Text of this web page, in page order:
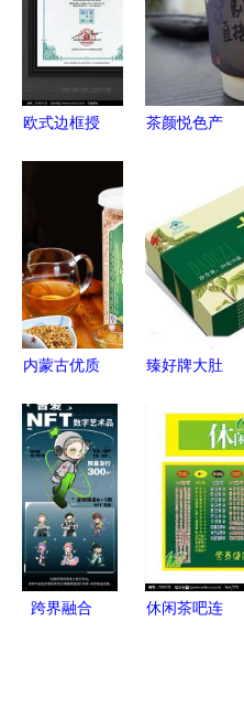
欧式边框授
略
茶颜悦色产
能深度解读
内蒙古优质
草原到茶杯
的健康之旅
臻好牌大肚
果及茶叶代
理销售前景
分析
跨界融合
休闲茶吧连